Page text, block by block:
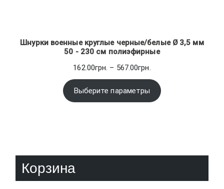
Шнурки военные круглые черные/белые Ø 3,5 мм
50 - 230 см полиэфирные
162.00грн. – 567.00грн.
цен:
162.00грн.
–
Выберите параметры
Корзина